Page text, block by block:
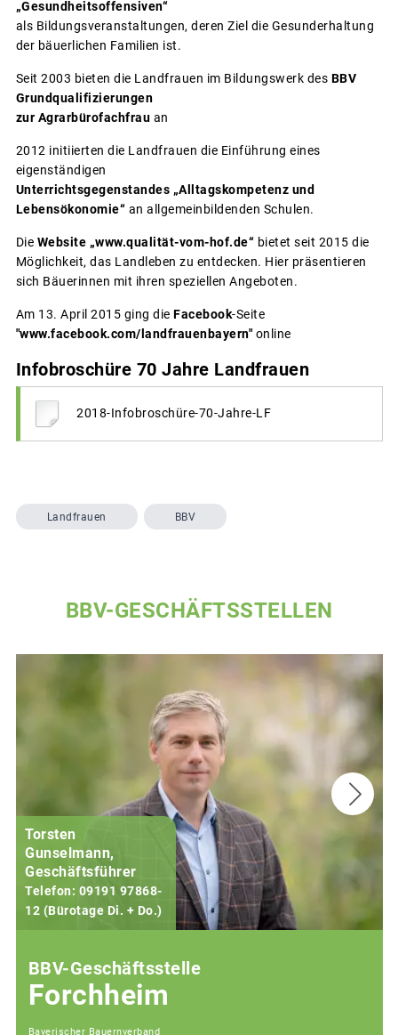
„Gesundheitsoffensiven“
als Bildungsveranstaltungen, deren Ziel die Gesunderhaltung
der bäuerlichen Familien ist.
Seit 2003 bieten die Landfrauen im Bildungswerk des BBV
Grundqualifizierungen
zur Agrarbürofachfrau an
2012 initiierten die Landfrauen die Einführung eines
eigenständigen
Unterrichtsgegenstandes „Alltagskompetenz und
Lebensökonomie“ an allgemeinbildenden Schulen.
Die Website „www.qualität-vom-hof.de“ bietet seit 2015 die
Möglichkeit, das Landleben zu entdecken. Hier präsentieren
sich Bäuerinnen mit ihren speziellen Angeboten.
Am 13. April 2015 ging die Facebook-Seite
"www.facebook.com/landfrauenbayern" online
Infobroschüre 70 Jahre Landfrauen
2018-Infobroschüre-70-Jahre-LF
Landfrauen BBV
BBV-GESCHÄFTSSTELLEN
Torsten
Gunselmann,
Geschäftsführer
Telefon: 09191 97868-
12 (Bürotage Di. + Do.)
BBV-Geschäftsstelle
Forchheim
Bayerischer Bauernverband